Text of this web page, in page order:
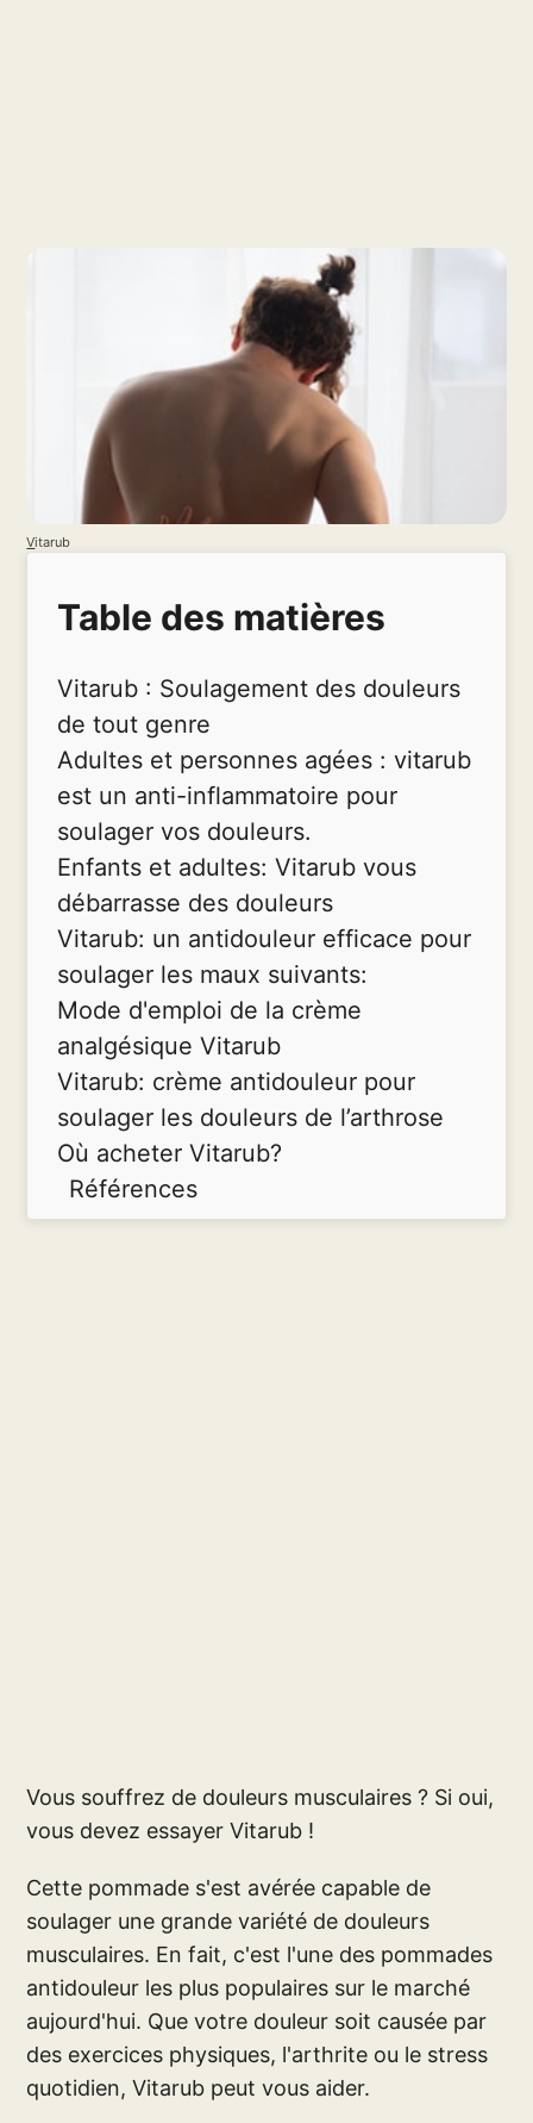
Vitarub
Table des matières
Vitarub : Soulagement des douleurs
de tout genre
Adultes et personnes agées : vitarub
est un anti-inflammatoire pour
soulager vos douleurs.
Enfants et adultes: Vitarub vous
débarrasse des douleurs
Vitarub: un antidouleur efficace pour
soulager les maux suivants:
Mode d'emploi de la crème
analgésique Vitarub
Vitarub: crème antidouleur pour
soulager les douleurs de l’arthrose
Où acheter Vitarub?
Références
Vous souffrez de douleurs musculaires ? Si oui,
vous devez essayer Vitarub !
Cette pommade s'est avérée capable de
soulager une grande variété de douleurs
musculaires. En fait, c'est l'une des pommades
antidouleur les plus populaires sur le marché
aujourd'hui. Que votre douleur soit causée par
des exercices physiques, l'arthrite ou le stress
quotidien, Vitarub peut vous aider.